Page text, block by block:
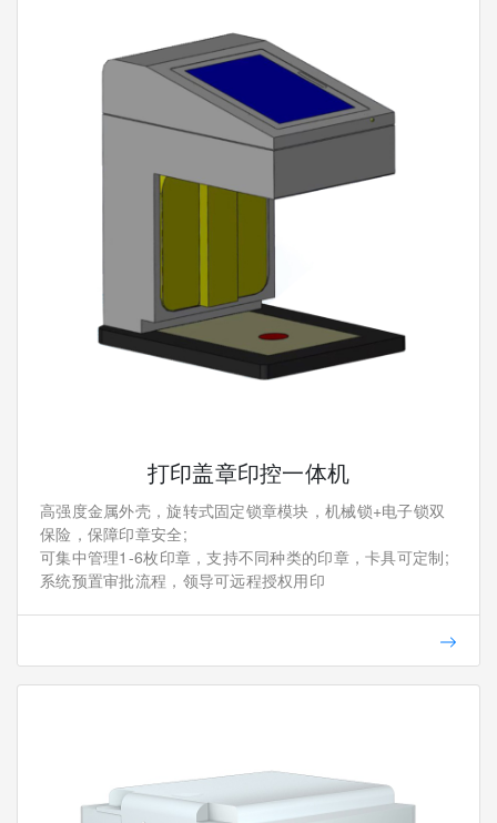
打印盖章印控一体机
高强度金属外壳，旋转式固定锁章模块，机械锁+电子锁双
保险，保障印章安全;
可集中管理1-6枚印章，支持不同种类的印章，卡具可定制;
系统预置审批流程，领导可远程授权用印